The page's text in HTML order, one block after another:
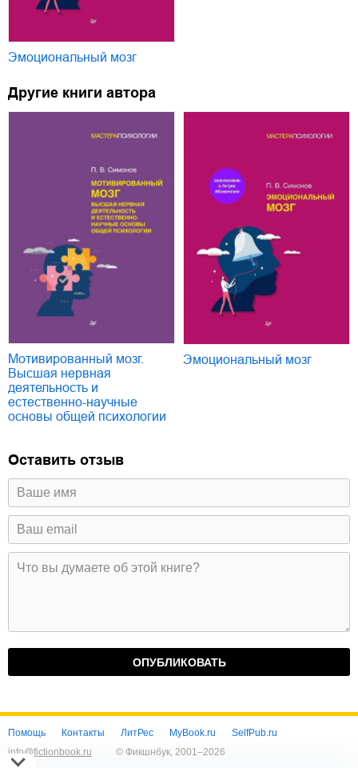
Эмоциональный мозг
Другие книги автора
Мотивированный мозг.
Высшая нервная
деятельность и
естественно-научные
основы общей психологии
Эмоциональный мозг
Оставить отзыв
Помощь Контакты ЛитРес MyBook.ru
SelfPub.ru
info@fictionbook.ru
© Фикшнбук, 2001–2026